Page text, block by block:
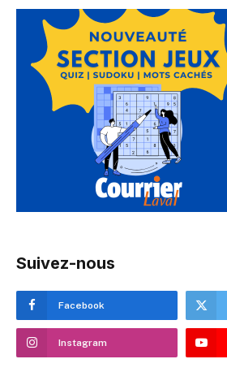
Suivez-nous
Facebook
Instagram